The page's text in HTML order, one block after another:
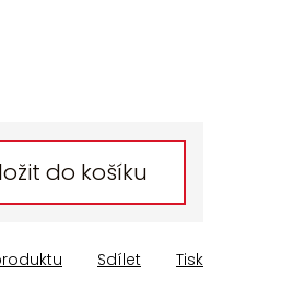
do košíku
Tisk
Sdílet